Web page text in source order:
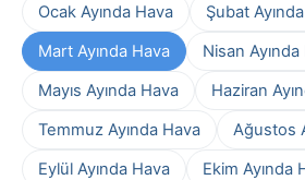
Ocak Ayında Hava
Şubat
Mart Ayında Hava
Nisan
Mayıs Ayında Hava
Haziran
Temmuz Ayında Hava
Ağustos
Eylül Ayında Hava
Ekim Ayında